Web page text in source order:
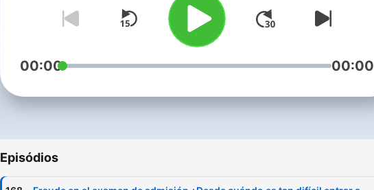
recordar momentos icónicos
de la historia mexicana que
quizá habías olvidado y que
tienen una curiosa similitud
compara el pasado con el
y ¿en qué cosas básicamente
en pleno *2025*? Al final de
00:00 00:00
Episódios